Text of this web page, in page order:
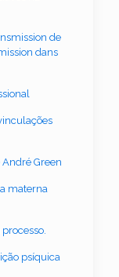
de
dans
Green
materna
psíquica